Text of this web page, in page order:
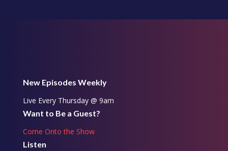
New Episodes Weekly
Live Every Thursday @ 9am
Want to Be a Guest?
Come Onto the Show
Listen